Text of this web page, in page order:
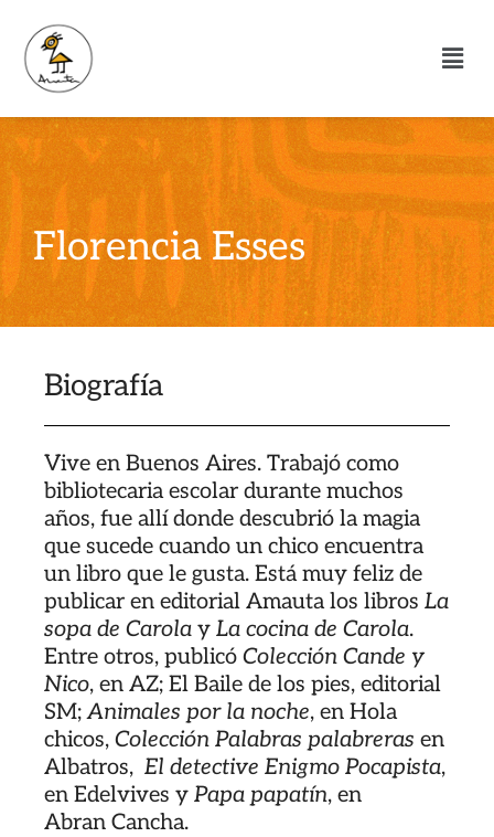
Florencia Esses
Biografía
Vive en Buenos Aires. Trabajó como
bibliotecaria escolar durante muchos
años, fue allí donde descubrió la magia
que sucede cuando un chico encuentra
un libro que le gusta. Está muy feliz de
publicar en editorial Amauta los libros La
sopa de Carola y La cocina de Carola.
Entre otros, publicó Colección Cande y
Nico, en AZ; El Baile de los pies, editorial
SM;Animales por la noche, en Hola
chicos, Colección Palabras palabreras en
Albatros, El detective Enigmo Pocapista,
en Edelvives y Papa papatín, en
Abran Cancha.